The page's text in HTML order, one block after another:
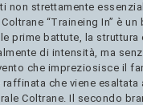
non strettamente
“Traineing In” è
prime battute, la
di intensità, ma
che impreziosisce il
che viene esaltata
Coltrane. Il secondo